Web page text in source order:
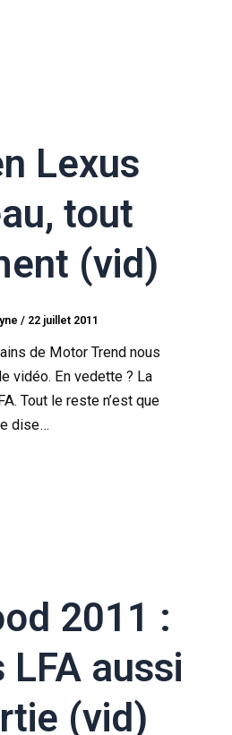
Lexus
tout
(vid)
/ 22 juillet 2011
de Motor Trend nous
vidéo. En vedette ? La
Tout le reste n’est que
dise…
2011 :
LFA aussi
(vid)